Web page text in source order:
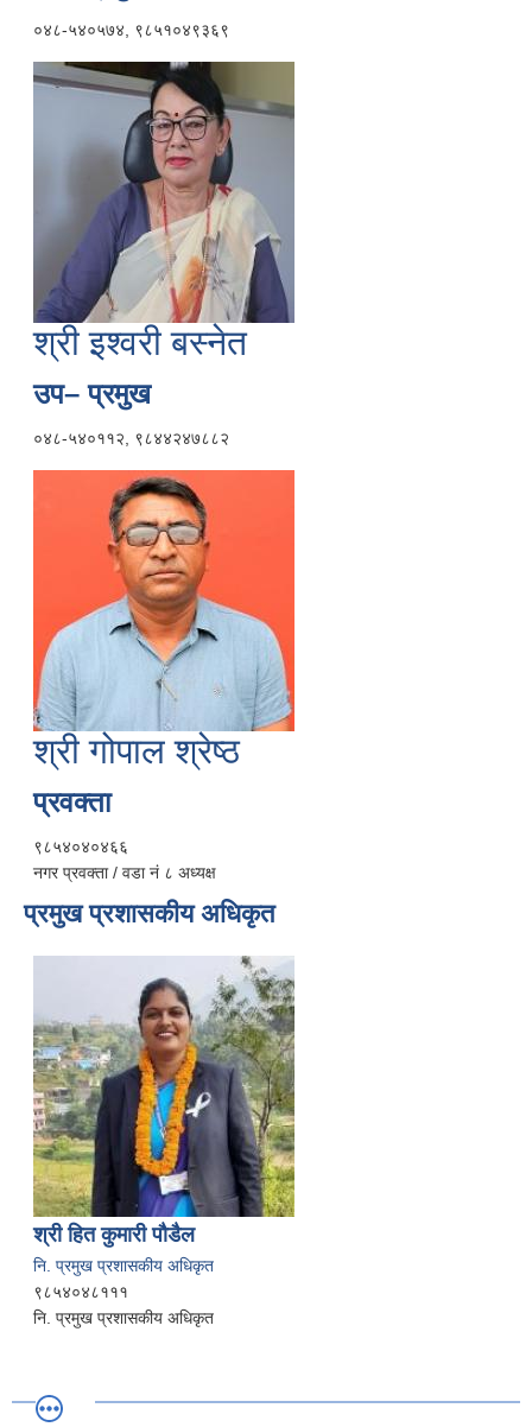
०४८-५४०५७४, ९८५१०४९३६९
श्री इश्वरी बस्नेत
उप– प्रमुख
०४८-५४०११२, ९८४४२४७८८२
श्री गोपाल श्रेष्ठ
प्रवक्ता
९८५४०४०४६६
नगर प्रवक्ता / वडा नं ८ अध्यक्ष
प्रमुख प्रशासकीय अधिकृत
श्री हित कुमारी पौडैल
नि. प्रमुख प्रशासकीय अधिकृत
९८५४०४८१११
नि. प्रमुख प्रशासकीय अधिकृत